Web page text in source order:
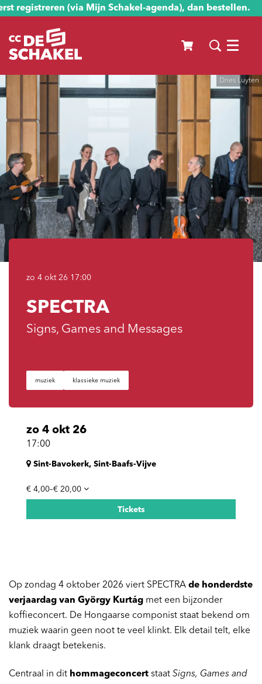
registreren (via Mijn Schakel-agenda), dan bestellen.
Menu
Dries Luyten
SPECTRA
Signs, Games and Messages
zo 4 okt 26 17:00
muziek klassieke muziek
zo 4 okt 26
17:00
Sint-Bavokerk, Sint-Baafs-Vijve
€ 4,00–€ 20,00
Tickets
Op zondag 4 oktober 2026 viert SPECTRA de honderdste
verjaardag van György Kurtág met een bijzonder
koffieconcert. De Hongaarse componist staat bekend om
muziek waarin geen noot te veel klinkt. Elk detail telt, elke
klank draagt betekenis.
Centraal in dit hommageconcert staat Signs, Games and